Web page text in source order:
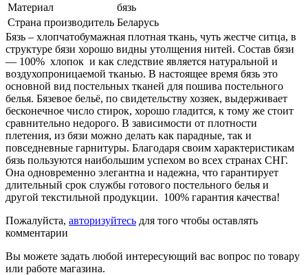
Материал
бязь
Страна производитель Беларусь
Бязь – хлопчатобумажная плотная ткань, чуть жестче ситца, в
структуре бязи хорошо видны утолщения нитей. Состав бязи
― 100% хлопок и как следствие является натуральной и
воздухопроницаемой тканью. В настоящее время бязь это
основной вид постельных тканей для пошива постельного
белья. Бязевое бельё, по свидетельству хозяек, выдерживает
бесконечное число стирок, хорошо гладится, к тому же стоит
сравнительно недорого. В зависимости от плотности
плетения, из бязи можно делать как парадные, так и
повседневные гарнитуры. Благодаря своим характеристикам
бязь пользуются наибольшим успехом во всех странах СНГ.
Она одновременно элегантна и надежна, что гарантирует
длительный срок службы готового постельного белья и
другой текстильной продукции. 100% гарантия качества!
Пожалуйста, авторизуйтесь для того чтобы оставлять
комментарии
Вы можете задать любой интересующий вас вопрос по товару
или работе магазина.